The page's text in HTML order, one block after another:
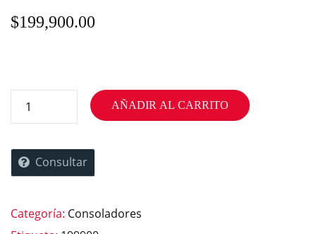
$199,900.00
AÑADIR AL CARRITO
Consultar
Categoría: Consoladores